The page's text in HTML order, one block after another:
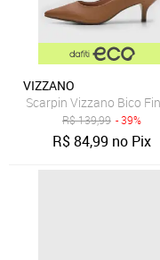
VIZZANO
Scarpin Vizzano Bico
R$139,99 - 39%
R$84,99 no Pix